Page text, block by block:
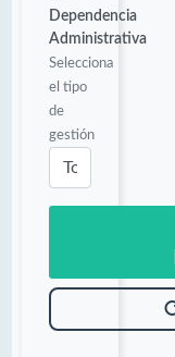
Dependencia
Administrativa
Selecciona
el tipo
de
gestión